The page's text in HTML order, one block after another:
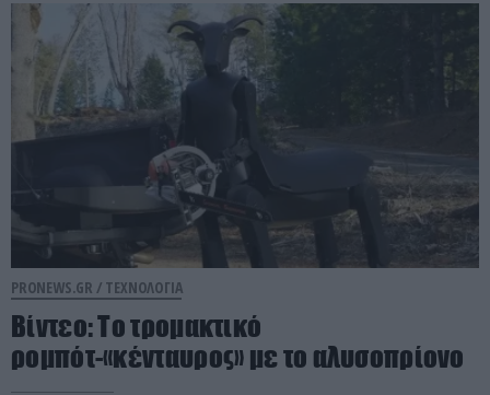
PRONEWS.GR / ΤΕΧΝΟΛΟΓΙΑ
Βίντεο: Το τρομακτικό
ρομπότ-«κένταυρος» με το αλυσοπρίονο